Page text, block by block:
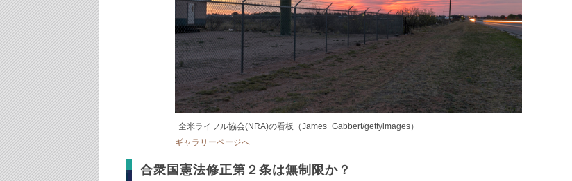
全米ライフル協会(NRA)の看板（James_Gabbert/gettyimages）
ギャラリーページへ
合衆国憲法修正第２条は無制限か？